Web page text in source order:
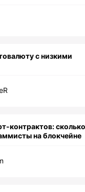
с низкими
контрактов: сколько
на блокчейне